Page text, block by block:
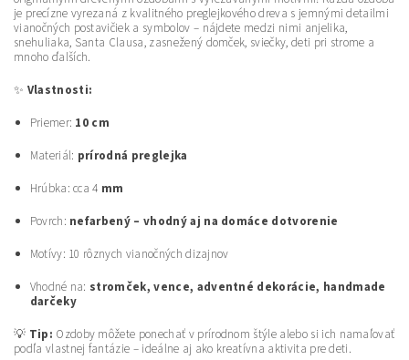
je precízne vyrezaná z kvalitného preglejkového dreva s jemnými detailmi
vianočných postavičiek a symbolov – nájdete medzi nimi anjelika,
snehuliaka, Santa Clausa, zasnežený domček, sviečky, deti pri strome a
mnoho ďalších.
✨ Vlastnosti:
Priemer: 10 cm
Materiál: prírodná preglejka
Hrúbka: cca 4 mm
Povrch: nefarbený – vhodný aj na domáce dotvorenie
Motívy: 10 rôznych vianočných dizajnov
Vhodné na: stromček, vence, adventné dekorácie, handmade
darčeky
💡 Tip: Ozdoby môžete ponechať v prírodnom štýle alebo si ich namaľovať
podľa vlastnej fantázie – ideálne aj ako kreatívna aktivita pre deti.